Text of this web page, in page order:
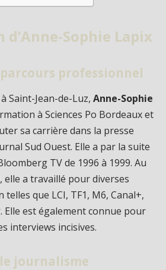
Sophie Lapix
professionnel
Saint-Jean-de-Luz, Anne-Sophie
à Sciences Po Bordeaux et
sa carrière dans la presse
Sud Ouest. Elle a par la suite
TV de 1996 à 1999. Au
elle a travaillé pour diverses
telles que LCI, TF1, M6, Canal+,
Elle est également connue pour
interviews incisives.
journalisme